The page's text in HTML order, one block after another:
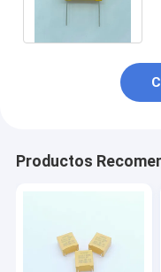
Productos